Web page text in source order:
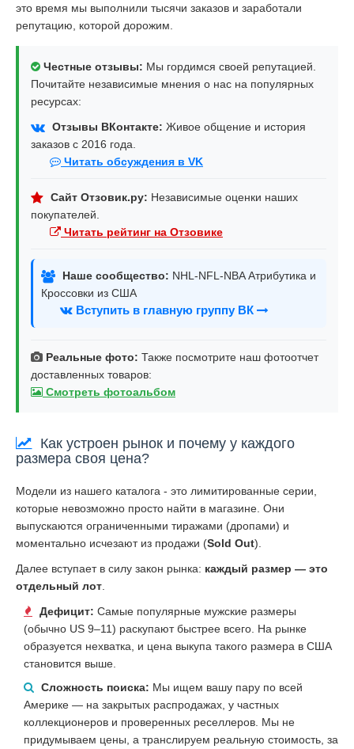
это время мы выполнили тысячи заказов и заработали
репутацию, которой дорожим.
Честные отзывы: Мы гордимся своей репутацией.
Почитайте независимые мнения о нас на популярных
ресурсах:
Отзывы ВКонтакте: Живое общение и история
заказов с 2016 года.
Читать обсуждения в VK
Сайт Отзовик.ру: Независимые оценки наших
покупателей.
Читать рейтинг на Отзовике
Наше сообщество: NHL-NFL-NBA Атрибутика и
Кроссовки из США
Вступить в главную группу ВК
Реальные фото: Также посмотрите наш фотоотчет
доставленных товаров:
Смотреть фотоальбом
Как устроен рынок и почему у каждого
размера своя цена?
Модели из нашего каталога - это лимитированные серии,
которые невозможно просто найти в магазине. Они
выпускаются ограниченными тиражами (дропами) и
моментально исчезают из продажи (Sold Out).
Далее вступает в силу закон рынка: каждый размер — это
отдельный лот
Дефицит: Самые популярные мужские размеры
(обычно US 9–11) раскупают быстрее всего. На рынке
образуется нехватка, и цена выкупа такого размера в США
становится выше.
Сложность поиска: Мы ищем вашу пару по всей
Америке — на закрытых распродажах, у частных
коллекционеров и проверенных реселлеров. Мы не
придумываем цены, а транслируем реальную стоимость, за